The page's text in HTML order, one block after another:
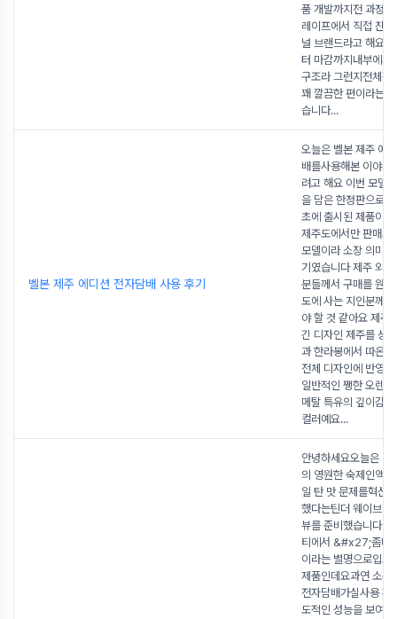
품 개발까지전 과정
레이프에서 직접 진
널 브랜드라고 해요
터 마감까지내부에서
구조라 그런지전체적
꽤 깔끔한 편이라는
습니다...
벨본 제주 에디션 전자담배 사용 후기
오늘은 벨본 제주 에
배를사용해본 이야기
려고 해요 이번 모델
을 담은 한정판으로
초에 출시된 제품이
제주도에서만 판매되
모델이라 소장 의미
기였습니다 제주 외
분들께서 구매를 원
도에 사는 지인분께
야 할 것 같아요 제주
긴 디자인 제주를 상
과 한라봉에서 따온
전체 디자인에 반영
일반적인 쨍한 오렌
메탈 특유의 깊이감
컬러예요...
안녕하세요오늘은 베
의 영원한 숙제인액
일 탄 맛 문제를혁신
했다는틴더 웨이브
뷰를 준비했습니다
티에서 &#x27;좀비
이라는 별명으로입소
제품인데요과연 소문
전자담배가실사용 환
도적인 성능을 보여